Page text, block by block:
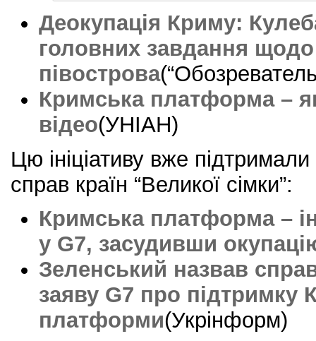
Деокупація Криму:
головних завдання
півострова
Кримська платформа –
відео(УНІАН)
Цю ініціативу вже
справ країн “Великої сімки”:
Кримська платформа –
у G7, засудивши
Зеленський назвав
заяву G7 про підтримку
платформи(Укрінформ)